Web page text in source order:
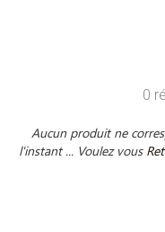
0
Aucun produit ne
l'instant ... Voulez vous